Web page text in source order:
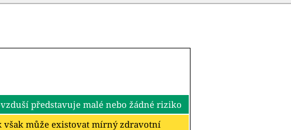
představuje malé nebo žádné riziko
může existovat mírný zdravotní